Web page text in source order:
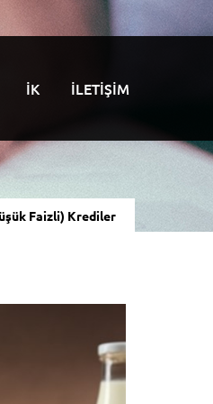
İK İLETIŞIM
Faizli) Krediler